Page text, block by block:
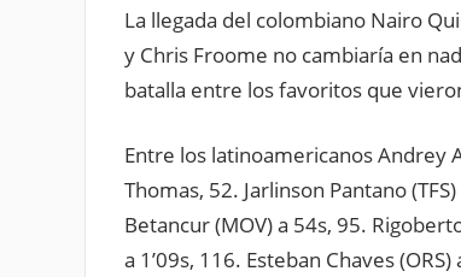
La llegada del colombiano Nairo
y Chris Froome no cambiaría en
batalla entre los favoritos que
Entre los latinoamericanos Andrey
Thomas, 52. Jarlinson Pantano
Betancur (MOV) a 54s, 95.
a 1’09s, 116. Esteban Chaves